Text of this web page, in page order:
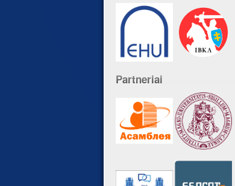
Partneriai